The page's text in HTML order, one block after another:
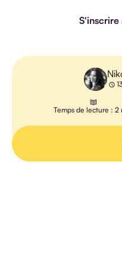
LEARNING
PÉDAGOGIE
Temps de lecture : 2